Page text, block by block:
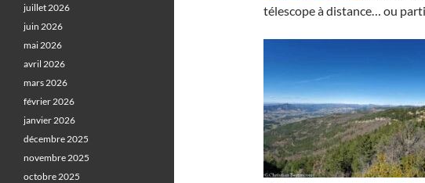
télescope à distance… ou
juillet 2026
juin 2026
mai 2026
avril 2026
mars 2026
février 2026
janvier 2026
décembre 2025
novembre 2025
octobre 2025